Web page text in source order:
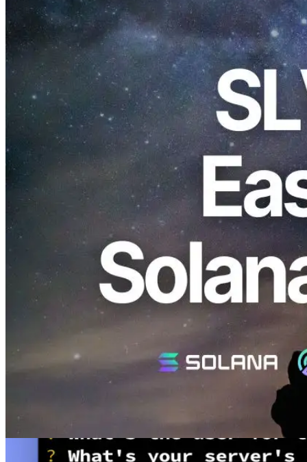
ELSOUL LABO B.V. (sede: Ámsterdam, Países Bajos; CEO:
Fumitake Kawasaki), en colaboración con Validators DAO, que
promueve la descentralización y mejora de la seguridad de la red
Solana, ha lanzado oficialmente un
función de configuración fácil
Solana Geyser gRPC nodos
en su herramienta de validador de
Solana de código abierto, SLV.
Anteriormente, estableciendo Geyser gRPC on Solana RPC nodos
necesarios para instalar el plugin Yellowstone y realizar tareas
complejas de configuración. El nuevo SLV función permite a los
usuarios
rápidamente y sin esfuerzo Geyser gRPC nodos a
través de simples indicaciones interactivas.
Despliegue a Geyser gRPC Nodo en sólo
unos pocos pasos